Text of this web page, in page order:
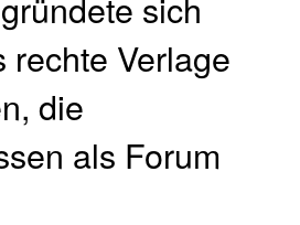
rechte Verlage
die
als Forum